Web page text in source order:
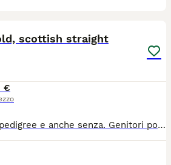
scottish straight
€
Bellissimi gattini con pedigree e anche senza. Genitori portate dall'estero, nonni, bisnonni-campioni mondiale. Saranno pronti per agosto.